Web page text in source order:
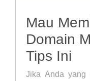
Mau
Domain
Tips Ini
Jika Anda yang